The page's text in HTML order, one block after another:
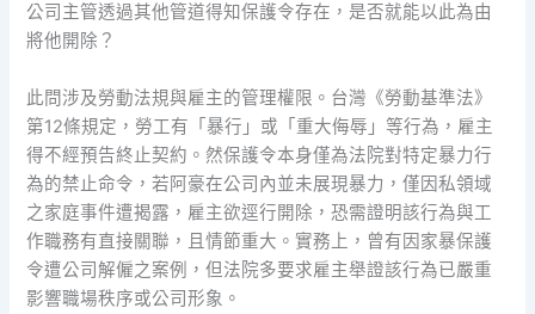
公司主管透過其他管道得知保護令存在，是否就能以此為由
將他開除？
此問涉及勞動法規與雇主的管理權限。台灣《勞動基準法》
第12條規定，勞工有「暴行」或「重大侮辱」等行為，雇主
得不經預告終止契約。然保護令本身僅為法院對特定暴力行
為的禁止命令，若阿豪在公司內並未展現暴力，僅因私領域
之家庭事件遭揭露，雇主欲逕行開除，恐需證明該行為與工
作職務有直接關聯，且情節重大。實務上，曾有因家暴保護
令遭公司解僱之案例，但法院多要求雇主舉證該行為已嚴重
影響職場秩序或公司形象。